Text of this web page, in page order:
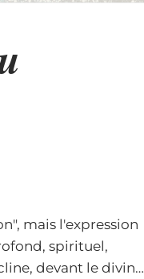
mais l'expression
spirituel,
devant le divin…